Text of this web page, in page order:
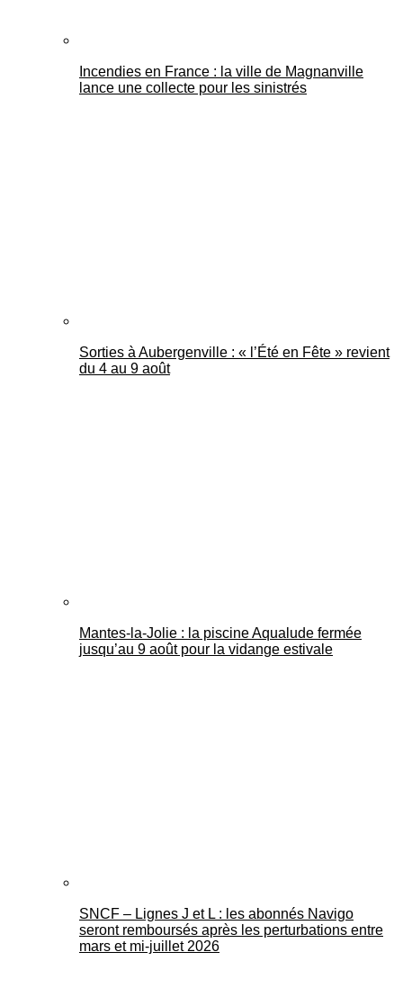
Incendies en France : la ville de Magnanville
lance une collecte pour les sinistrés
Sorties à Aubergenville : « l’Été en Fête » revient
du 4 au 9 août
Mantes-la-Jolie : la piscine Aqualude fermée
jusqu’au 9 août pour la vidange estivale
SNCF – Lignes J et L : les abonnés Navigo
seront remboursés après les perturbations entre
mars et mi-juillet 2026